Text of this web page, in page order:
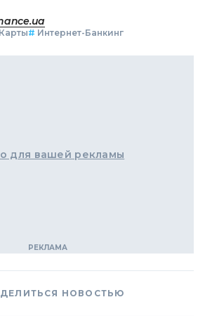
# Интернет-Банкинг
для вашей рекламы
НОВОСТЬЮ